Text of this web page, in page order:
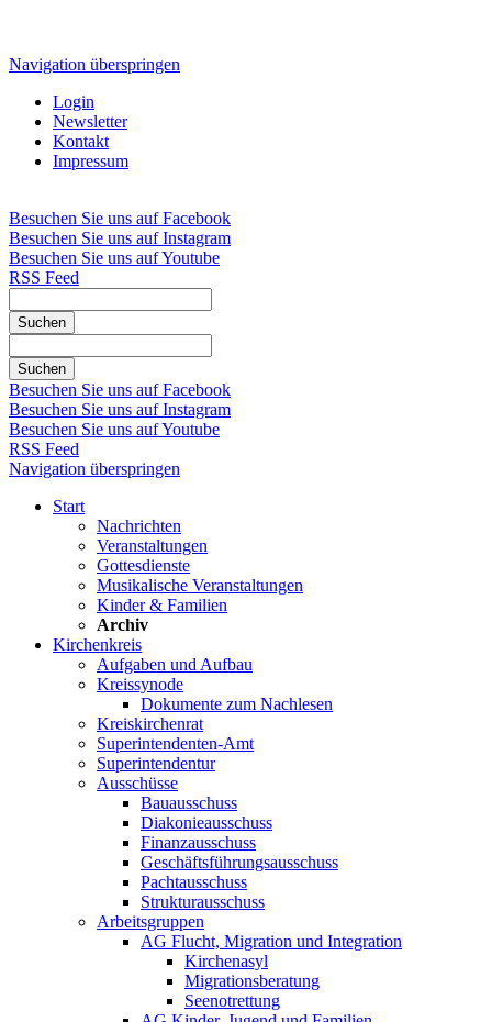
Navigation überspringen
Login
Newsletter
Kontakt
Impressum
Besuchen Sie uns auf Facebook
Besuchen Sie uns auf Instagram
Besuchen Sie uns auf Youtube
RSS Feed
Suchen
Suchen
Besuchen Sie uns auf Facebook
Besuchen Sie uns auf Instagram
Besuchen Sie uns auf Youtube
RSS Feed
Navigation überspringen
Start
Nachrichten
Veranstaltungen
Gottesdienste
Musikalische Veranstaltungen
Kinder & Familien
Archiv
Kirchenkreis
Aufgaben und Aufbau
Kreissynode
Dokumente zum Nachlesen
Kreiskirchenrat
Superintendenten-Amt
Superintendentur
Ausschüsse
Bauausschuss
Diakonieausschuss
Finanzausschuss
Geschäftsführungsausschuss
Pachtausschuss
Strukturausschuss
Arbeitsgruppen
AG Flucht, Migration und Integration
Kirchenasyl
Migrationsberatung
Seenotrettung